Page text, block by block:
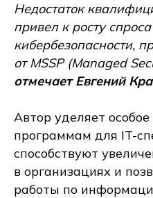
Недостаток
привел к росту
кибербезопасности,
от MSSP (Managed
отмечает Евгений
Автор уделяет
программам для IT-
способствуют
в организациях и
работы по